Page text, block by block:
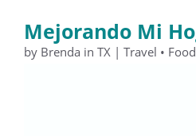
contenido
Mejorando Mi
by Brenda in TX | Travel •